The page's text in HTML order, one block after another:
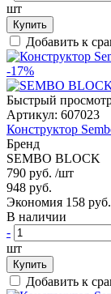
шт
Купить
Добавить к
-17%
Быстрый
Артикул: 607023
Конструктор
Бренд
SEMBO BLOCK
790 руб. /шт
948 руб.
Экономия 158 руб.
В наличии
-
шт
Купить
Добавить к